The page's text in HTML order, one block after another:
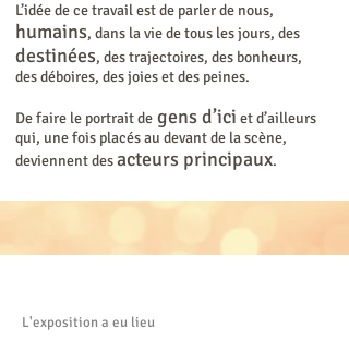
L’idée de ce travail est de parler de nous,
humains, dans la vie de tous les jours, des
destinées, des trajectoires, des bonheurs,
des déboires, des joies et des peines.
De faire le portrait de gens d’ici et d’ailleurs
qui, une fois placés au devant de la scène,
deviennent desacteurs principaux.
L'exposition a eu lieu